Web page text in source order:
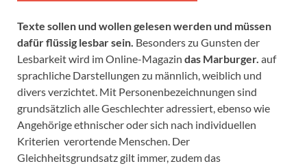
Texte sollen und wollen gelesen werden und müssen
dafür flüssig lesbar sein. Besonders zu Gunsten der
Lesbarkeit wird im Online-Magazin das Marburger. auf
sprachliche Darstellungen zu männlich, weiblich und
divers verzichtet. Mit Personenbezeichnungen sind
grundsätzlich alle Geschlechter adressiert, ebenso wie
Angehörige ethnischer oder sich nach individuellen
Kriterien verortende Menschen. Der
Gleichheitsgrundsatz gilt immer, zudem das